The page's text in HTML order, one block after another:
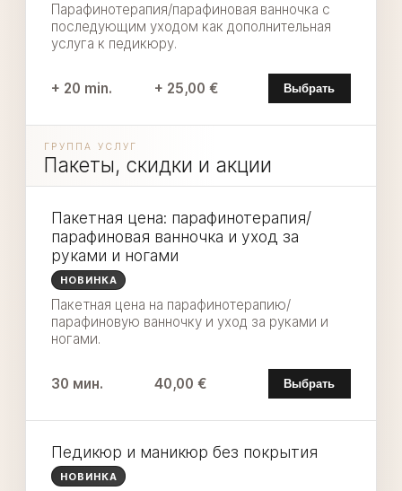
Парафинотерапия/парафиновая ванночка с
последующим уходом как дополнительная
услуга к педикюру.
+ 20 min. + 25,00 € Выбрать
ГРУППА УСЛУГ
Пакеты, скидки и акции
Пакетная цена: парафинотерапия/
парафиновая ванночка и уход за
руками и ногами
НОВИНКА
Пакетная цена на парафинотерапию/
парафиновую ванночку и уход за руками и
ногами.
30 мин. 40,00 € Выбрать
Педикюр и маникюр без покрытия
НОВИНКА